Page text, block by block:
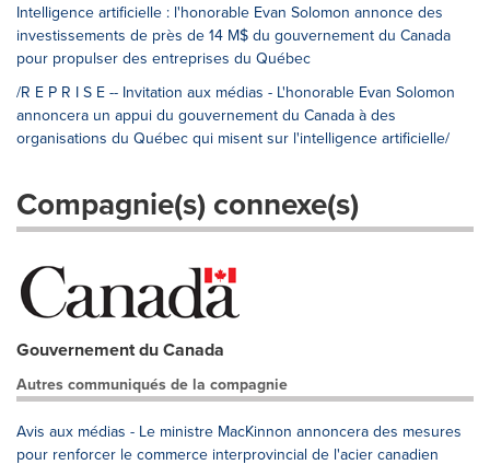
Intelligence artificielle : l'honorable Evan Solomon annonce des
investissements de près de 14 M$ du gouvernement du Canada
pour propulser des entreprises du Québec
/R E P R I S E -- Invitation aux médias - L'honorable Evan Solomon
annoncera un appui du gouvernement du Canada à des
organisations du Québec qui misent sur l'intelligence artificielle/
Compagnie(s) connexe(s)
Gouvernement du Canada
Autres communiqués de la compagnie
Avis aux médias - Le ministre MacKinnon annoncera des mesures
pour renforcer le commerce interprovincial de l'acier canadien